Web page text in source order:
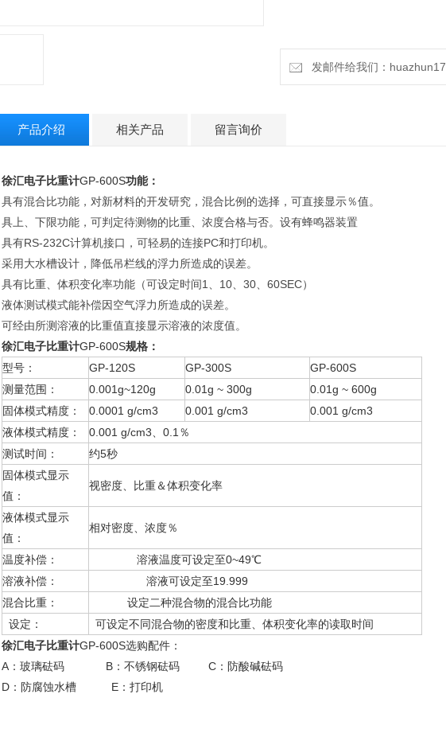
发邮件给我们：
产品介绍 相关产品 留言询价
徐汇电子比重计GP-600S功能：
具有混合比功能，对新材料的开发研究，混合比例的选择，可直接显示％值。
具上、下限功能，可判定待测物的比重、浓度合格与否。设有蜂鸣器装置
具有RS-232C计算机接口，可轻易的连接PC和打印机。
采用大水槽设计，降低吊栏线的浮力所造成的误差。
具有比重、体积变化率功能（可设定时间1、10、30、60SEC）
液体测试模式能补偿因空气浮力所造成的误差。
可经由所测溶液的比重值直接显示溶液的浓度值。
徐汇电子比重计GP-600S规格：
型号：
GP-120S GP-300S
GP-600S
测量范围：
0.001g~120g 0.01g ~ 300g
0.01g ~ 600g
固体模式精度：
0.0001 g/cm3 0.001 g/cm3
0.001 g/cm3
液体模式精度：
0.001 g/cm3、0.1％
测试时间：
约5秒
固体模式显示
值：
视密度、比重＆体积变化率
液体模式显示
值：
相对密度、浓度％
温度补偿：
溶液温度可设定至0~49℃
溶液补偿：
溶液可设定至19.999
混合比重：
设定二种混合物的混合比功能
设定：
可设定不同混合物的密度和比重、体积变化率的读取时间
徐汇电子比重计GP-600S选购配件：
A：玻璃砝码 B：不锈钢砝码 C：防酸碱砝码
D：防腐蚀水槽 E：打印机